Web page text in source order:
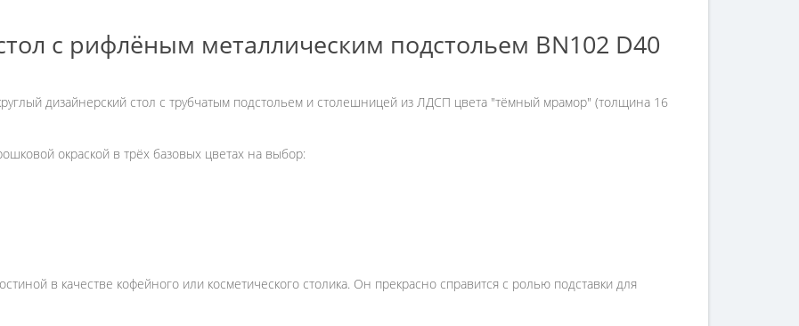
с рифлёным металлическим подстольем BN102 D40
дизайнерский стол с трубчатым подстольем и столешницей из ЛДСП цвета "тёмный мрамор" (толщина 16
окраской в трёх базовых цветах на выбор:
в качестве кофейного или косметического столика. Он прекрасно справится с ролью подставки для